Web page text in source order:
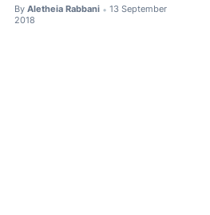
By Aletheia Rabbani • 13 September
2018